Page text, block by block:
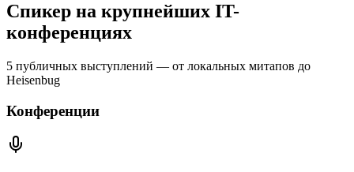
Спикер на крупнейших IT-
конференциях
5 публичных выступлений — от локальных митапов до
Heisenbug
Конференции